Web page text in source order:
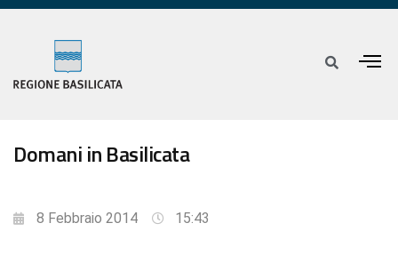
Domani in Basilicata
8 Febbraio 2014 15:43